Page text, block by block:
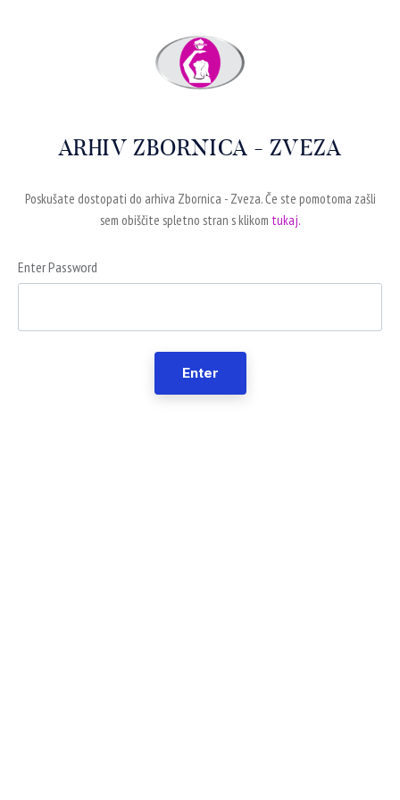
ARHIV ZBORNICA - ZVEZA
Poskušate dostopati do arhiva Zbornica - Zveza. Če ste pomotoma zašli
sem obiščite spletno stran s klikom tukaj.
Enter Password
Enter